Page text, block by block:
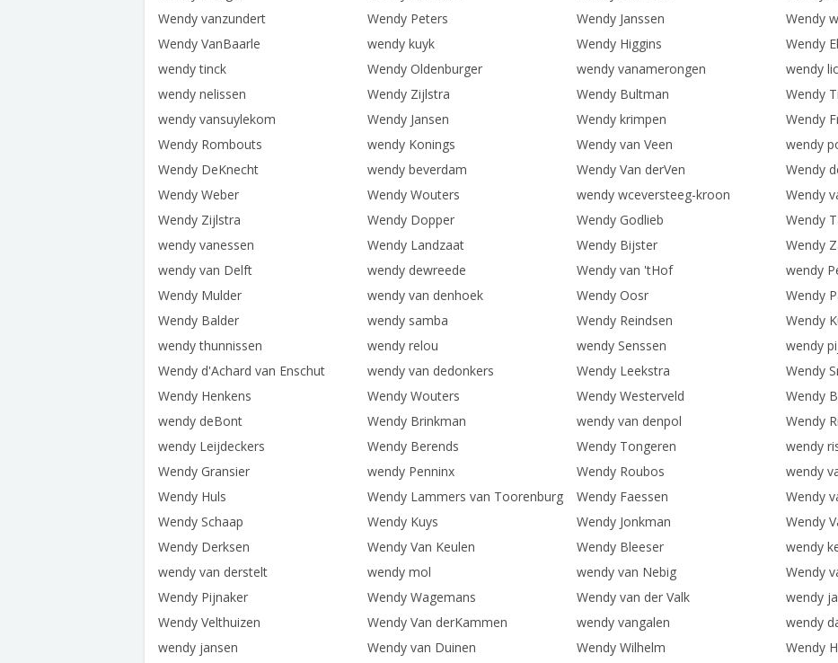
Wendy vanzundert
Wendy Peters Wendy Janssen
Wendy
Wendy VanBaarle
wendy kuyk Wendy Higgins
Wendy
wendy tinck
Wendy Oldenburger wendy vanamerongen
wendy
wendy nelissen
Wendy Zijlstra Wendy Bultman
Wendy
wendy vansuylekom
Wendy Jansen Wendy krimpen
Wendy
Wendy Rombouts
wendy Konings Wendy van Veen
wendy
Wendy DeKnecht
wendy beverdam Wendy Van derVen
Wendy
Wendy Weber
Wendy Wouters wendy wceversteeg-kroon
Wendy
Wendy Zijlstra
Wendy Dopper Wendy Godlieb
Wendy
wendy vanessen
Wendy Landzaat Wendy Bijster
Wendy
wendy van Delft
wendy dewreede Wendy van 'tHof
wendy
Wendy Mulder
wendy van denhoek Wendy Oosr
Wendy
Wendy Balder
wendy samba Wendy Reindsen
Wendy
wendy thunnissen
wendy relou wendy Senssen
wendy
Wendy d'Achard van Enschut
wendy van dedonkers Wendy Leekstra
Wendy
Wendy Henkens
Wendy Wouters Wendy Westerveld
Wendy
wendy deBont
Wendy Brinkman wendy van denpol
Wendy
wendy Leijdeckers
Wendy Berends Wendy Tongeren
wendy
Wendy Gransier
wendy Penninx Wendy Roubos
wendy
Wendy Huls
Wendy Lammers van Toorenburg Wendy Faessen
Wendy
Wendy Schaap
Wendy Kuys Wendy Jonkman
Wendy
Wendy Derksen
Wendy Van Keulen Wendy Bleeser
wendy
wendy van derstelt
wendy mol wendy van Nebig
Wendy
Wendy Pijnaker
Wendy Wagemans Wendy van der Valk
wendy
Wendy Velthuizen
Wendy Van derKammen wendy vangalen
wendy
wendy jansen
Wendy van Duinen Wendy Wilhelm
Wendy